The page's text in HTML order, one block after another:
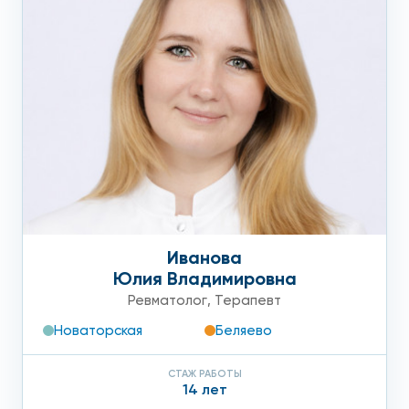
которые помогут правильно поставить диагноз.
сбор жалоб и анамнеза:
осмотр пораженного сустава;
рентгенография;
КТ и МРТ при необходимости;
клинический анализ крови и мочи;
чтобы исключить сопутствующие заболевания.
Цена на любой вид обследования приятно удивит своей
доступностью. Полная стоимость лечения может меняться,
Иванова
Юлия Владимировна
Ревматолог, Терапевт
Новаторская
Беляево
СТАЖ РАБОТЫ
14 лет